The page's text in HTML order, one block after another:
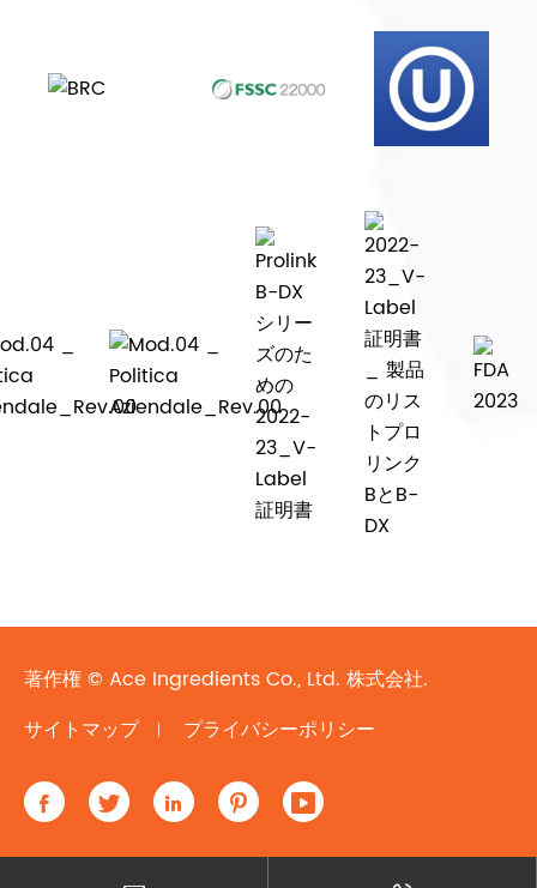
著作権 © Ace Ingredients Co., Ltd. 株式会社.
サイトマップ
プライバシーポリシー
    